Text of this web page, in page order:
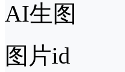
AI生图
图片id